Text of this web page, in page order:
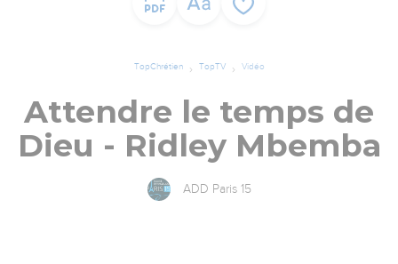
TopChrétien TopTV Vidéo
Attendre le temps de
Dieu - Ridley Mbemba
ADD Paris 15